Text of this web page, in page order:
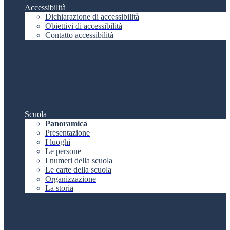
Accessibilità
Dichiarazione di accessibilità
Obiettivi di accessibilità
Contatto accessibilità
Scuola
Panoramica
Presentazione
I luoghi
Le persone
I numeri della scuola
Le carte della scuola
Organizzazione
La storia